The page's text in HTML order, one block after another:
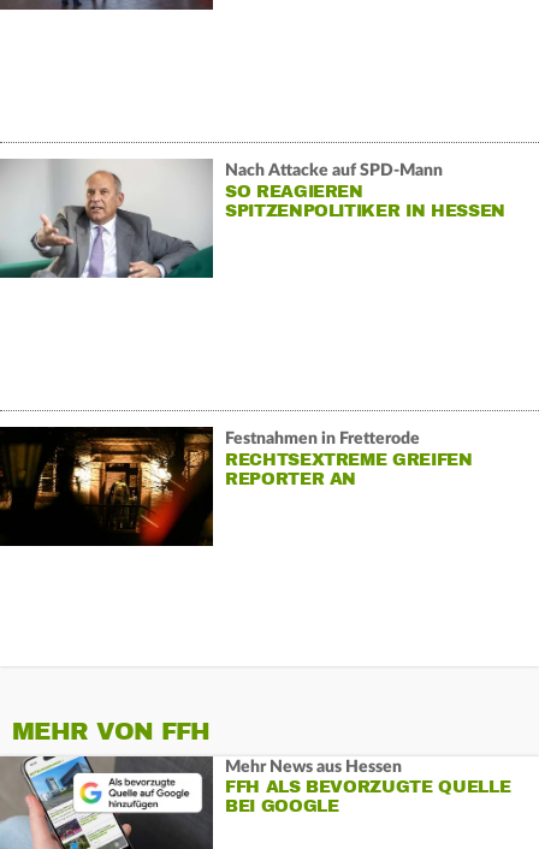
Nach Attacke auf SPD-Mann
SO REAGIEREN
SPITZENPOLITIKER IN HESSEN
Festnahmen in Fretterode
RECHTSEXTREME GREIFEN
REPORTER AN
MEHR VON FFH
Mehr News aus Hessen
FFH ALS BEVORZUGTE QUELLE
BEI GOOGLE